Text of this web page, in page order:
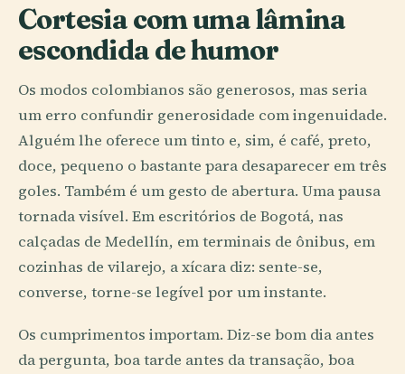
Cortesia com uma lâmina
escondida de humor
Os modos colombianos são generosos, mas seria
um erro confundir generosidade com ingenuidade.
Alguém lhe oferece um tinto e, sim, é café, preto,
doce, pequeno o bastante para desaparecer em três
goles. Também é um gesto de abertura. Uma pausa
tornada visível. Em escritórios de Bogotá, nas
calçadas de Medellín, em terminais de ônibus, em
cozinhas de vilarejo, a xícara diz: sente-se,
converse, torne-se legível por um instante.
Os cumprimentos importam. Diz-se bom dia antes
da pergunta, boa tarde antes da transação, boa